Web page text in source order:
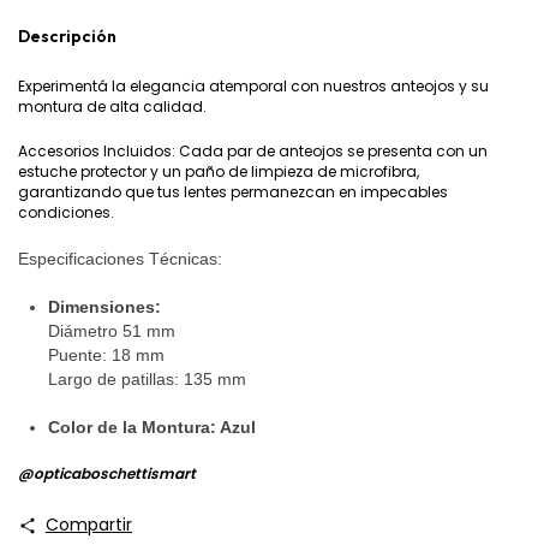
Descripción
Experimentá la elegancia atemporal con nuestros anteojos y su
montura de alta calidad.
Accesorios Incluidos: Cada par de anteojos se presenta con un
estuche protector y un paño de limpieza de microfibra,
garantizando que tus lentes permanezcan en impecables
condiciones.
Especificaciones Técnicas:
Dimensiones:
Diámetro 51 mm
Puente: 18 mm
Largo de patillas: 135 mm
Color de la Montura: Azul
@‌opticaboschettismart
Compartir